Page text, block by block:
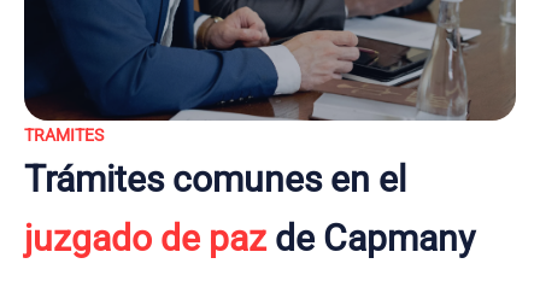
TRAMITES
Trámites comunes en el
juzgado de pazde Capmany